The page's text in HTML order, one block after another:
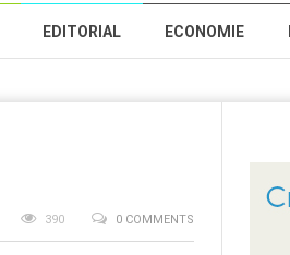
EDITORIAL ECONOMIE
0 COMMENTS
390